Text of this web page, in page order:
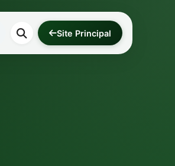
Site Principal